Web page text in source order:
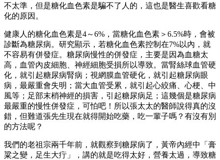
不太準，但是糖化血色素是騙不了人的，這也是醫生喜歡看糖
化的原因。
健康人的糖化血色素是4～6%，當糖化血色素＞6.5%時，會被
診斷為糖尿病。研究顯示，若糖化血色素控制在7%以內，就
不容易有併發症。糖尿病慢性的併發症，主要是因為血糖太
高，血管內皮細胞、神經細胞受損所以導致。當腎絲球血管硬
化，就引起糖尿病腎病；視網膜血管硬化，就引起糖尿病眼
病，最嚴重會失明；當大血管受累，就引起心絞痛、心梗、中
風等；足部末梢神經的損害，引起糖尿病足；這幾個是糖尿病
最嚴重的慢性併發症，可怕吧！所以張太太的醫師說得真的沒
錯，但難道張先生現在就得開始吃藥，吃一輩子嗎？有沒有別
的方法呢？
我們的老祖宗兩千年前，就觀察到糖尿病了，黃帝內經中「膏
粱之變，足生大疔」，講的就是吃得太好，營養太過，導致糖